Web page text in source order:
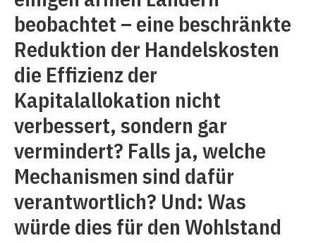
beobachtet – eine beschränkte
Reduktion der Handelskosten
die Effizienz der
Kapitalallokation nicht
verbessert, sondern gar
vermindert? Falls ja, welche
Mechanismen sind dafür
verantwortlich? Und: Was
würde dies für den Wohlstand